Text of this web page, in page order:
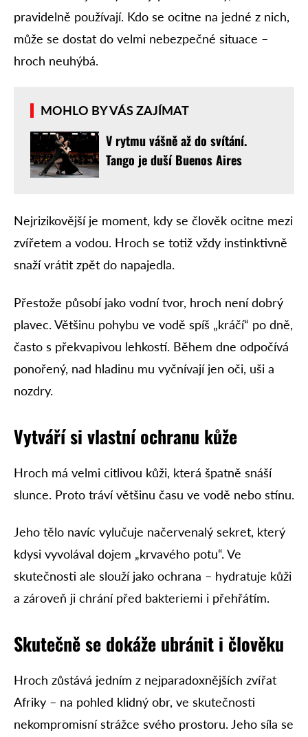
pravidelně používají. Kdo se ocitne na jedné z nich,
může se dostat do velmi nebezpečné situace –
hroch neuhýbá.
MOHLO BY VÁS ZAJÍMAT
V rytmu vášně až do svítání.
Tango je duší Buenos Aires
Nejrizikovější je moment, kdy se člověk ocitne mezi
zvířetem a vodou. Hroch se totiž vždy instinktivně
snaží vrátit zpět do napajedla.
Přestože působí jako vodní tvor, hroch není dobrý
plavec. Většinu pohybu ve vodě spíš „kráčí“ po dně,
často s překvapivou lehkostí. Během dne odpočívá
ponořený, nad hladinu mu vyčnívají jen oči, uši a
nozdry.
Vytváří si vlastní ochranu kůže
Hroch má velmi citlivou kůži, která špatně snáší
slunce. Proto tráví většinu času ve vodě nebo stínu.
Jeho tělo navíc vylučuje načervenalý sekret, který
kdysi vyvolával dojem „krvavého potu“. Ve
skutečnosti ale slouží jako ochrana – hydratuje kůži
a zároveň ji chrání před bakteriemi i přehřátím.
Skutečně se dokáže ubránit i člověku
Hroch zůstává jedním z nejparadoxnějších zvířat
Afriky – na pohled klidný obr, ve skutečnosti
nekompromisní strážce svého prostoru. Jeho síla se